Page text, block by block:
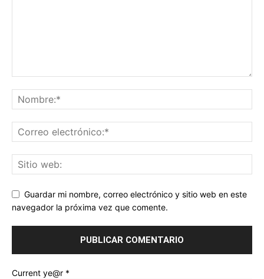
Guardar mi nombre, correo electrónico y sitio web en este
navegador la próxima vez que comente.
Current ye@r *